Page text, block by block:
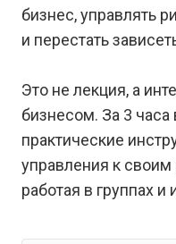
бизнес, управлять
и перестать
Это не лекция, а
бизнесом. За 3
практические
управления к
работая в группах